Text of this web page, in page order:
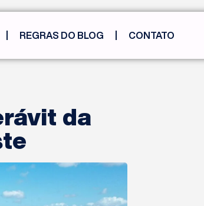
REGRAS DO BLOG CONTATO
da